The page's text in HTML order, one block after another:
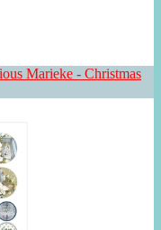
Marieke - Christmas